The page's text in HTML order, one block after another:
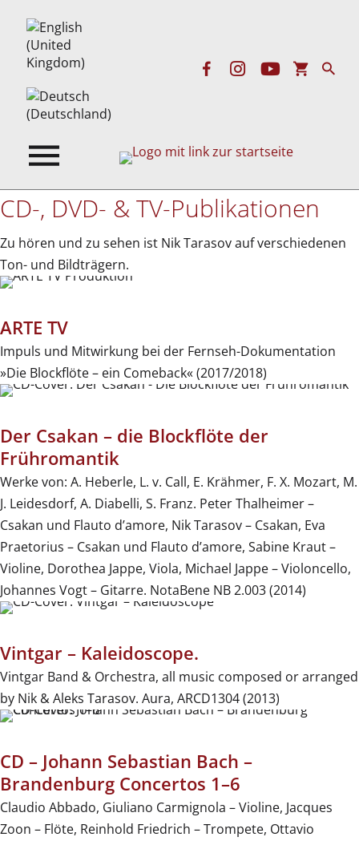
CD-, DVD- & TV-Publikationen
Zu hören und zu sehen ist Nik Tarasov auf verschiedenen
Ton- und Bildträgern.
ARTE TV
Impuls und Mitwirkung bei der Fernseh-Dokumentation
»Die Blockflöte – ein Comeback« (2017/2018)
Der Csakan – die Blockflöte der
Frühromantik
Werke von: A. Heberle, L. v. Call, E. Krähmer, F. X. Mozart, M.
J. Leidesdorf, A. Diabelli, S. Franz. Peter Thalheimer –
Csakan und Flauto d’amore, Nik Tarasov – Csakan, Eva
Praetorius – Csakan und Flauto d’amore, Sabine Kraut –
Violine, Dorothea Jappe, Viola, Michael Jappe – Violoncello,
Johannes Vogt – Gitarre. NotaBene NB 2.003 (2014)
Vintgar – Kaleidoscope.
Vintgar Band & Orchestra, all music composed or arranged
by Nik & Aleks Tarasov. Aura, ARCD1304 (2013)
CD – Johann Sebastian Bach –
Brandenburg Concertos 1–6
Claudio Abbado, Giuliano Carmignola – Violine, Jacques
Zoon – Flöte, Reinhold Friedrich – Trompete, Ottavio